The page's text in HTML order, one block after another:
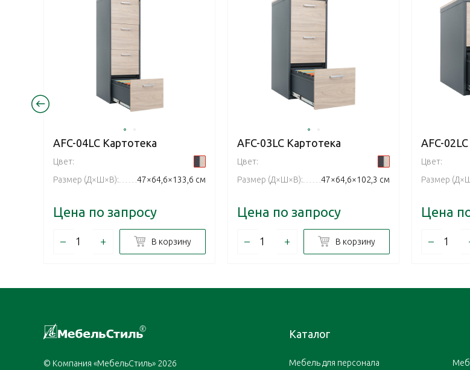
AFC-04LC Картотека
Цвет:
Размер (Д×Ш×В):
47×64,6×133,6 см
Цена по запросу
– + В корзину
AFC-03LC Картотека
Цвет:
Размер (Д×Ш×В):
47×64,6×102,3 см
Цена по запросу
– + В корзину
AFC-
Цвет:
Размер
Цена
–
© Компания «МебельСтиль» 2026
Каталог
Мебель для персонала